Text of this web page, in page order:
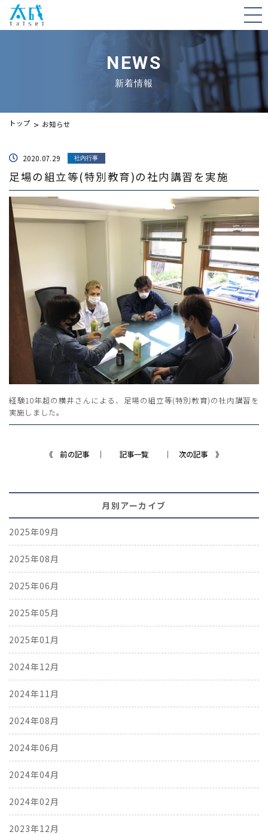
NEWS
新着情報
トップ お知らせ
2020.07.29 社内行事
足場の組立等(特別教育)の社内講習を実施
経験10年超の横井さんによる、足場の組立等(特別教育)の社内講習を
実施しました。
《 前の記事 ｜ 記事一覧 ｜ 次の記事 》
月別アーカイブ
2025年09月
2025年08月
2025年06月
2025年05月
2025年01月
2024年12月
2024年11月
2024年08月
2024年06月
2024年04月
2024年02月
2023年12月